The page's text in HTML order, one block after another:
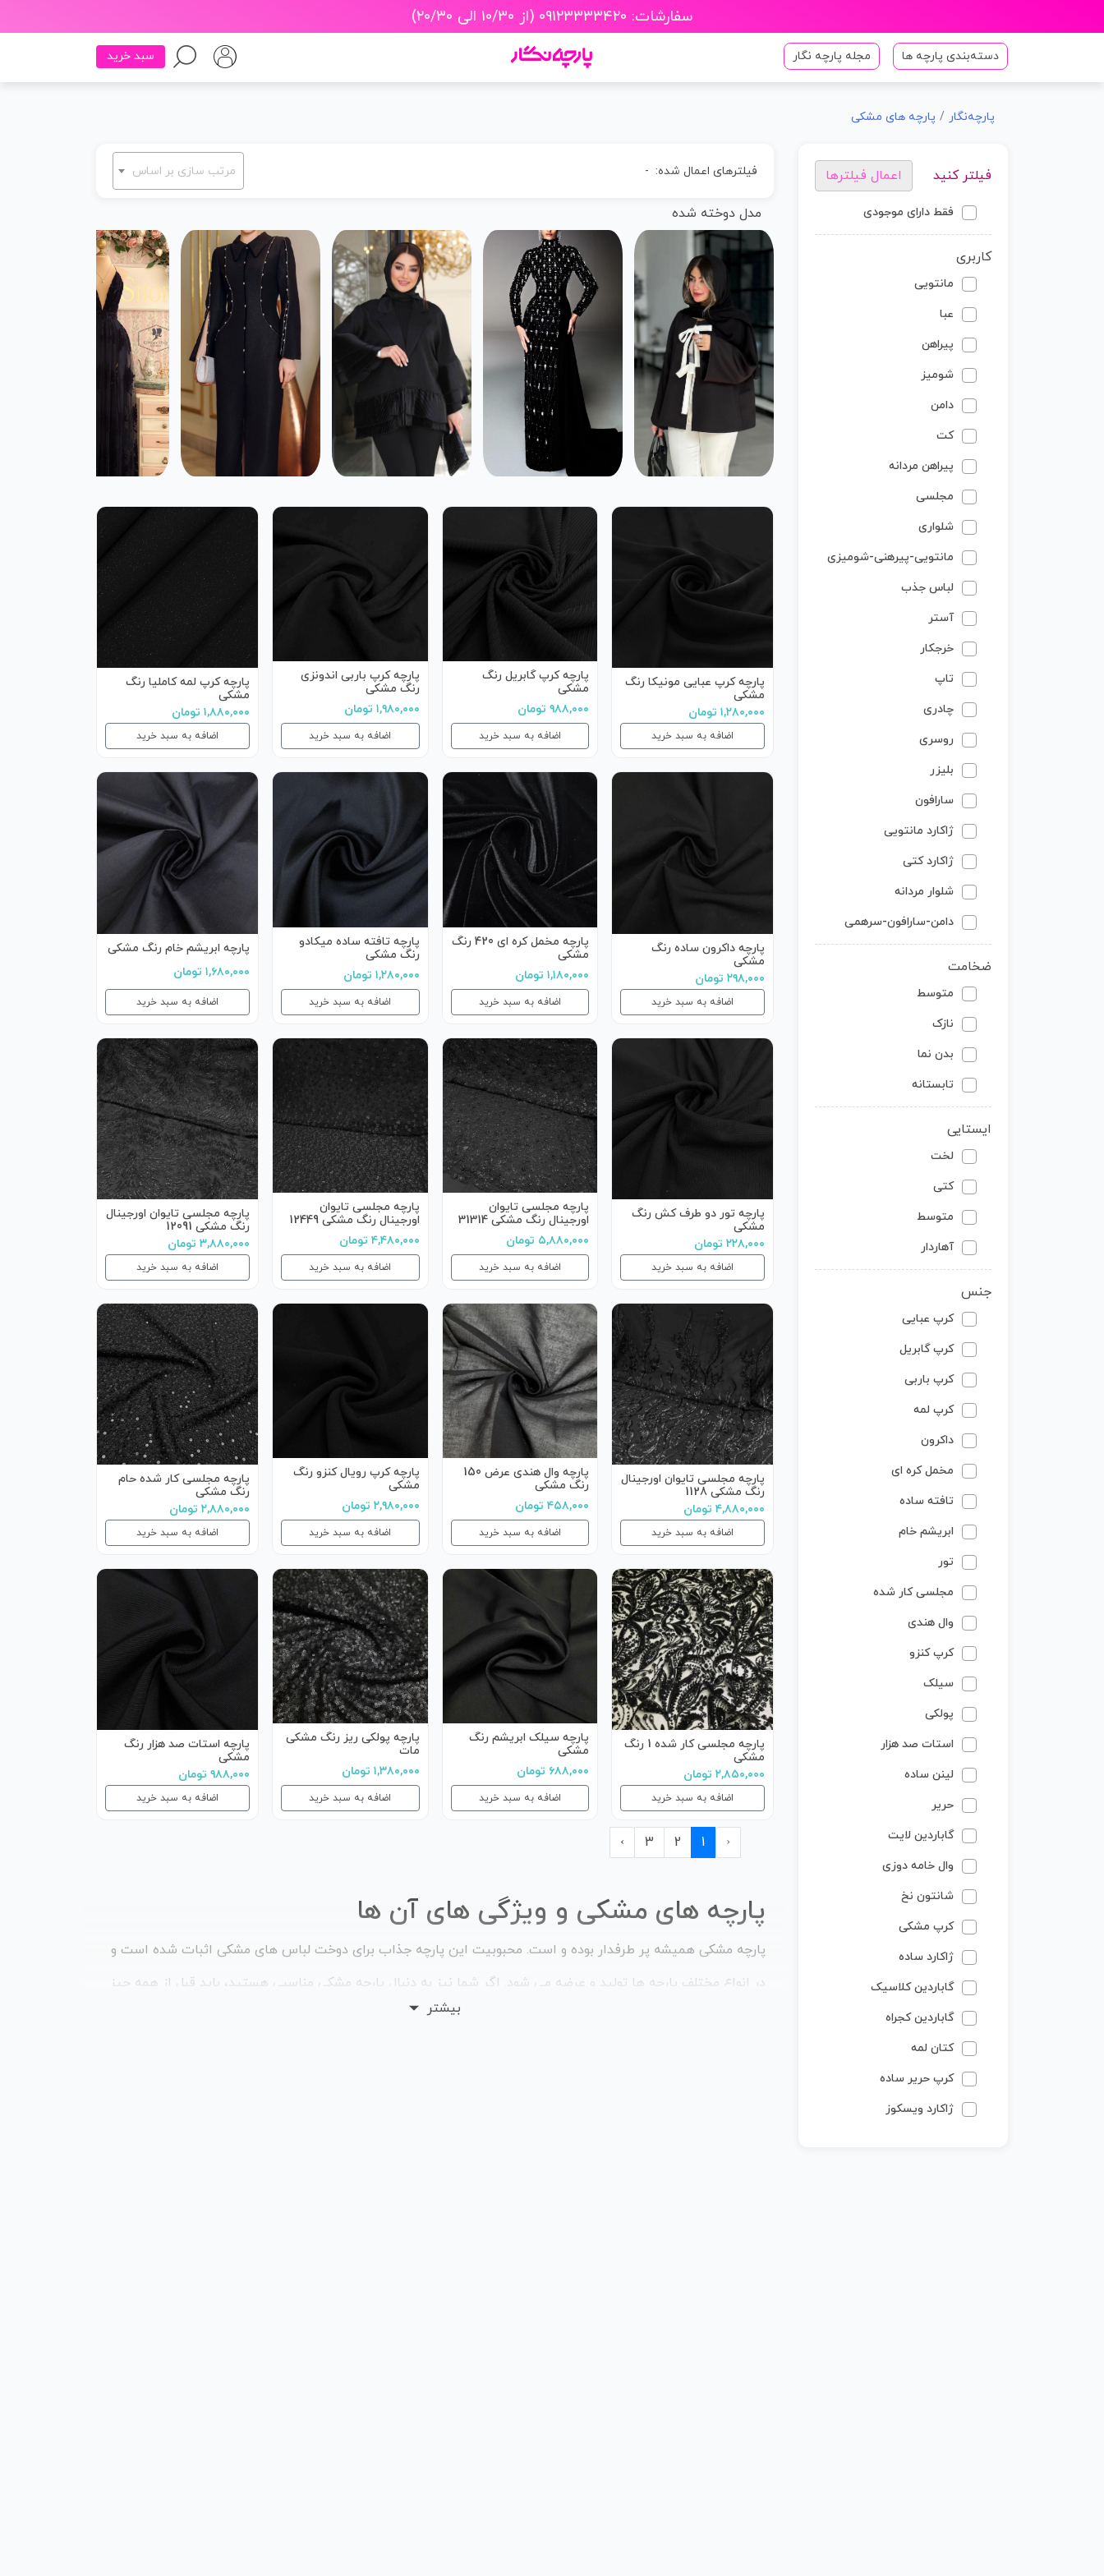
سفارشات: ۰۹۱۲۳۳۳۳۴۲۰ (از ۱۰/۳۰ الی ۲۰/۳۰)
دسته‌بندی پارچه ها مجله پارچه نگار سبد خرید
پارچه‌نگار پارچه های مشکی
فیلتر کنید اعمال فیلترها
فقط دارای موجودی
کاربری
مانتویی
عبا
پیراهن
شومیز
دامن
کت
پیراهن مردانه
مجلسی
شلواری
مانتویی-پیرهنی-شومیزی
لباس جذب
آستر
خرجکار
تاپ
چادری
روسری
بلیزر
سارافون
ژاکارد مانتویی
ژاکارد کتی
شلوار مردانه
دامن-سارافون-سرهمی
ضخامت
متوسط
نازک
بدن نما
تابستانه
ایستایی
لخت
کتی
متوسط
آهاردار
جنس
کرپ عبایی
کرپ گابریل
کرپ باربی
کرپ لمه
داکرون
مخمل کره ای
تافته ساده
ابریشم خام
تور
مجلسی کار شده
وال هندی
کرپ کنزو
سیلک
پولکی
استات صد هزار
لینن ساده
حریر
گاباردین لایت
وال خامه دوزی
شانتون نخ
کرپ مشکی
ژاکارد ساده
گاباردین کلاسیک
گاباردین کجراه
کتان لمه
کرپ حریر ساده
ژاکارد ویسکوز
فیلترهای اعمال شده: - مرتب سازی بر اساس
مدل دوخته شده
پارچه کرپ عبایی مونیکا رنگ
مشکی
۱,۲۸۰,۰۰۰ تومان
اضافه به سبد خرید
پارچه کرپ گابریل رنگ
مشکی
۹۸۸,۰۰۰ تومان
اضافه به سبد خرید
پارچه کرپ باربی اندونزی
رنگ مشکی
۱,۹۸۰,۰۰۰ تومان
اضافه به سبد خرید
پارچه کرپ لمه کاملیا رنگ
مشکی
۱,۸۸۰,۰۰۰ تومان
اضافه به سبد خرید
پارچه داکرون ساده رنگ
مشکی
۲۹۸,۰۰۰ تومان
اضافه به سبد خرید
پارچه مخمل کره ای 420 رنگ
مشکی
۱,۱۸۰,۰۰۰ تومان
اضافه به سبد خرید
پارچه تافته ساده میکادو
رنگ مشکی
۱,۲۸۰,۰۰۰ تومان
اضافه به سبد خرید
پارچه ابریشم خام رنگ مشکی
۱,۶۸۰,۰۰۰ تومان
اضافه به سبد خرید
پارچه تور دو طرف کش رنگ
مشکی
۲۲۸,۰۰۰ تومان
اضافه به سبد خرید
پارچه مجلسی تایوان
اورجینال رنگ مشکی 31314
۵,۸۸۰,۰۰۰ تومان
اضافه به سبد خرید
پارچه مجلسی تایوان
اورجینال رنگ مشکی 12449
۴,۴۸۰,۰۰۰ تومان
اضافه به سبد خرید
پارچه مجلسی تایوان اورجینال
رنگ مشکی 12091
۳,۸۸۰,۰۰۰ تومان
اضافه به سبد خرید
پارچه مجلسی تایوان اورجینال
رنگ مشکی 1128
۴,۸۸۰,۰۰۰ تومان
اضافه به سبد خرید
پارچه وال هندی عرض 150
رنگ مشکی
۴۵۸,۰۰۰ تومان
اضافه به سبد خرید
پارچه کرپ رویال کنزو رنگ
مشکی
۲,۹۸۰,۰۰۰ تومان
اضافه به سبد خرید
پارچه مجلسی کار شده حام
رنگ مشکی
۲,۸۸۰,۰۰۰ تومان
اضافه به سبد خرید
پارچه مجلسی کار شده 1 رنگ
مشکی
۲,۸۵۰,۰۰۰ تومان
اضافه به سبد خرید
پارچه سیلک ابریشم رنگ
مشکی
۶۸۸,۰۰۰ تومان
اضافه به سبد خرید
پارچه پولکی ریز رنگ مشکی
مات
۱,۳۸۰,۰۰۰ تومان
اضافه به سبد خرید
پارچه استات صد هزار رنگ
مشکی
۹۸۸,۰۰۰ تومان
اضافه به سبد خرید
‹
1
2
3
›
پارچه های مشکی و ویژگی های آن ها
پارچه مشکی همیشه پر طرفدار بوده و است. محبوبیت ‏این پارچه جذاب برای دوخت لباس های مشکی اثبات شده است و
در انواع مختلف پارچه ها تولید و عرضه می شود. اگر شما نیز به دنبال پارچه مشکی مناسبی هستید، باید قبل از همه چیز
نوع پارچه مشکی مورد نظر خود را انتخاب کنید. ما در اینجا پارچه های مختلفی را به شما عرضه می کنیم که هر یک کاربرد
بیشتر